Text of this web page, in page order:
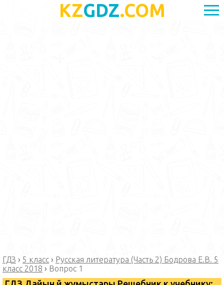
KZGDZ.COM
ГДЗ › 5 класс › Русская литература (Часть 2) Бодрова Е.В. 5
класс 2018 › Вопрос 1